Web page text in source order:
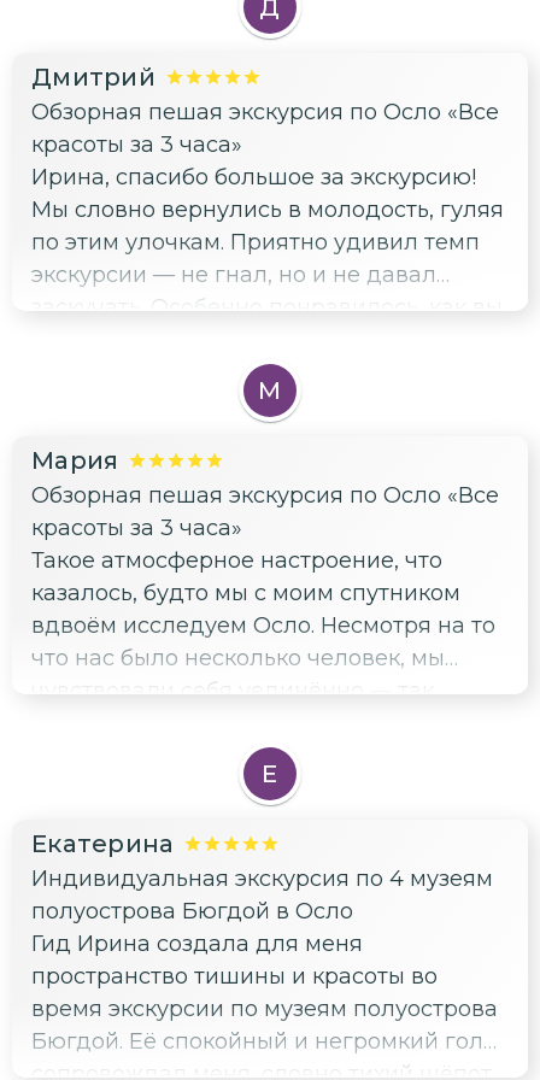
увидеть его достопримечательности. Я
обязательно буду рекомендовать эту
экскурсию другим путешественникам.
наслаждались моментом. Было так уютно
слушать рассказ о прошлом и настоящем
этого чудесного города. Я очень
довольна, что выбрала именно эту
экскурсию для нашего свидания.
Д
Дмитрий
Обзорная пешая экскурсия по Осло «Все
красоты за 3 часа»
Ирина, спасибо большое за экскурсию!
Мы словно вернулись в молодость, гуляя
по этим улочкам. Приятно удивил темп
экскурсии — не гнал, но и не давал
заскучать. Особенно понравилось, как вы
давали возможность присесть и
отдохнуть. Осло — город с невероятной
вам мы смогли насладиться каждой
минутой этой прогулки. Обязательно
порекомендуем вашу экскурсию
друзьям!
М
Мария
Обзорная пешая экскурсия по Осло «Все
красоты за 3 часа»
Такое атмосферное настроение, что
казалось, будто мы с моим спутником
вдвоём исследуем Осло. Несмотря на то
что нас было несколько человек, мы
чувствовали себя уединённо — так
внимание на исторические детали и
узнать что-то новое, но и насладиться
прогулкой по живописным местам.
Особенно запомнились уютные скамейки
с видом на город и возможность
прогуливаться рука об руку. Осло с его
роскошными парками и
величественными зданиями
Е
Екатерина
Индивидуальная экскурсия по 4 музеям
полуострова Бюгдой в Осло
Гид Ирина создала для меня
пространство тишины и красоты во
время экскурсии по музеям полуострова
Бюгдой. Её спокойный и негромкий голос
сопровождал меня, словно тихий шёпот